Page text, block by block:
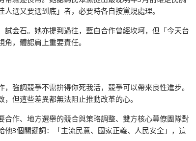
選又要選到底」者，必要時各自按黨規處理。
金石。她亦提到過往，藍白合作曾經坎坷，但「今天台
，體認肩上重要責任。
強調競爭不需拚得你死我活，競爭可以帶來良性進步。
但這些差異都無法阻止推動改革的心。
作、地方選舉的競合與策略調整、雙方核心幕僚團隊對
3個關鍵詞：「主流民意、國家正義、人民安全」，這